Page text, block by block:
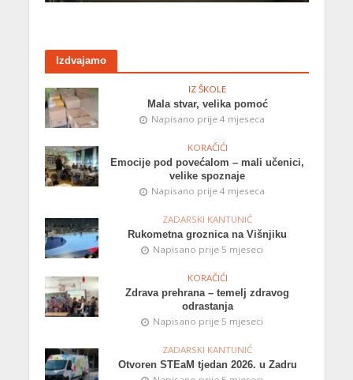
Izdvajamo
IZ ŠKOLE
Mala stvar, velika pomoć
Napisano prije 4 mjeseca
KORAČIĆI
Emocije pod povećalom – mali učenici,
velike spoznaje
Napisano prije 4 mjeseca
ZADARSKI KANTUNIĆ
Rukometna groznica na Višnjiku
Napisano prije 5 mjeseci
KORAČIĆI
Zdrava prehrana – temelj zdravog
odrastanja
Napisano prije 5 mjeseci
ZADARSKI KANTUNIĆ
Otvoren STEaM tjedan 2026. u Zadru